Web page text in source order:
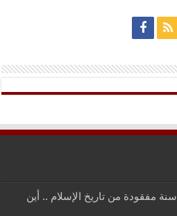
اكثر من 183 سنة مفقودة من تاريخ الإسلام .. أين